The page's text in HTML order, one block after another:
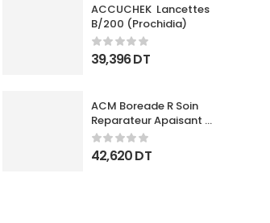
ACCUCHEK  Lancettes
B/200 (Prochidia)
39,396DT
ACM Boreade R Soin
Reparateur Apaisant
40Ml
42,620DT